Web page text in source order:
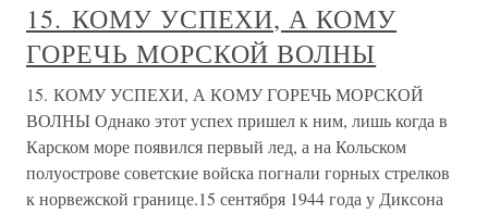
15. КОМУ УСПЕХИ, А КОМУ
ГОРЕЧЬ МОРСКОЙ ВОЛНЫ
15. КОМУ УСПЕХИ, А КОМУ ГОРЕЧЬ МОРСКОЙ
ВОЛНЫ Однако этот успех пришел к ним, лишь когда в
Карском море появился первый лед, а на Кольском
полуострове советские войска погнали горных стрелков
к норвежской границе.15 сентября 1944 года у Диксона